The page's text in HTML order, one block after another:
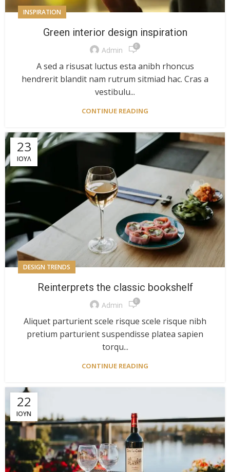
INSPIRATION
Green interior design inspiration
Admin 0
A sed a risusat luctus esta anibh rhoncus
hendrerit blandit nam rutrum sitmiad hac. Cras a
vestibulu...
CONTINUE READING
23
ΙΟΎΛ
DESIGN TRENDS
Reinterprets the classic bookshelf
Admin 0
Aliquet parturient scele risque scele risque nibh
pretium parturient suspendisse platea sapien
torqu...
CONTINUE READING
22
ΙΟΎΝ